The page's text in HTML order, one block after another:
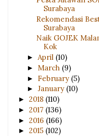
Surabaya
Rekomendasi
Surabaya
Naik GOJEK
Kok
► April (10)
► March (9)
► February (5)
► January (10)
► 2018 (110)
► 2017 (136)
► 2016 (166)
► 2015 (102)